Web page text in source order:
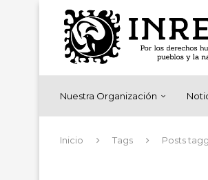
Nuestra Organización
Inicio Tags Posts